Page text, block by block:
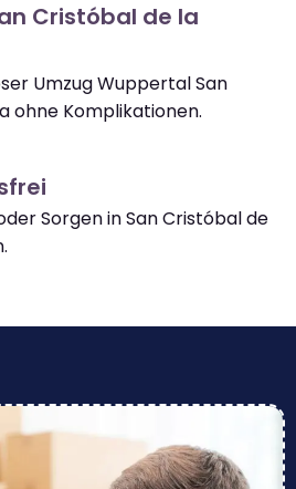
Cristóbal de la
Umzug Wuppertal San
ohne Komplikationen.
Sorgen in San Cristóbal de